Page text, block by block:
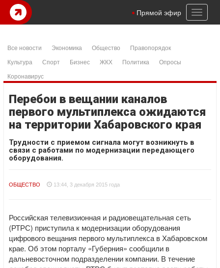
Toggle
Прямой эфир
Все новости Экономика Общество
Правопорядок
Культура
Спорт Бизнес ЖКХ Политика
Опросы
Коронавирус
Перебои в вещании каналов
первого мультиплекса ожидаются
на территории Хабаровского края
Трудности с приемом сигнала могут возникнуть в
связи с работами по модернизации передающего
оборудования.
ОБЩЕСТВО 13:44, 3 декабря 2015 года
Российская телевизионная и радиовещательная сеть
(РТРС) приступила к модернизации оборудования
цифрового вещания первого мультиплекса в Хабаровском
крае. Об этом порталу «Губерния» сообщили в
дальневосточном подразделении компании. В течение